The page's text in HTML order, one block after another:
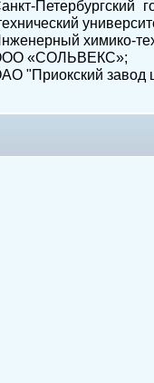
Петербургский
химико-
«СОЛЬВЕКС»;
"Приокский завод